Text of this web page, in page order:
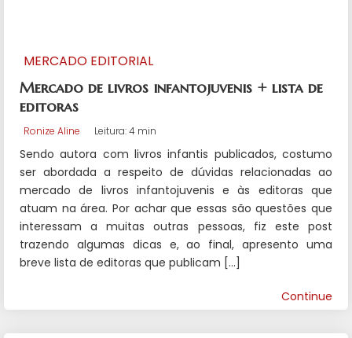
MERCADO EDITORIAL
Mercado de livros infantojuvenis + lista de
editoras
Ronize Aline Leitura: 4 min
Sendo autora com livros infantis publicados, costumo
ser abordada a respeito de dúvidas relacionadas ao
mercado de livros infantojuvenis e às editoras que
atuam na área. Por achar que essas são questões que
interessam a muitas outras pessoas, fiz este post
trazendo algumas dicas e, ao final, apresento uma
breve lista de editoras que publicam […]
Continue